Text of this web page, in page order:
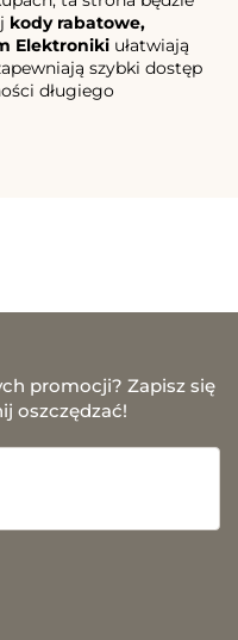
kody rabatowe,
Elektroniki ułatwiają
szybki dostęp
długiego
promocji? Zapisz się
oszczędzać!